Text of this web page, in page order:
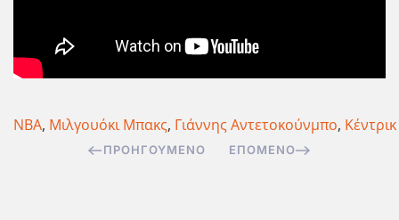
NBA, Μιλγουόκι Μπακς, Γιάννης Αντετοκούνμπο,
ΠΡΟΗΓΟΎΜΕΝΟ ΕΠΌΜΕΝΟ